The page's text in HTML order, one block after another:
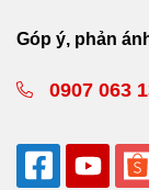
Góp ý, phản
0907 063